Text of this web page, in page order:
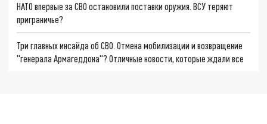
НАТО впервые за СВО остановили поставки оружия. ВСУ теряют
приграничье?
Три главных инсайда об СВО. Отмена мобилизации и возвращение
"генерала Армагеддона"? Отличные новости, которые ждали все